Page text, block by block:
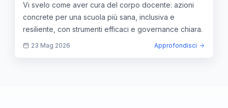
Vi svelo come aver cura del corpo docente: azioni
concrete per una scuola più sana, inclusiva e
resiliente, con strumenti efficaci e governance chiara.
23 Mag 2026 Approfondisci